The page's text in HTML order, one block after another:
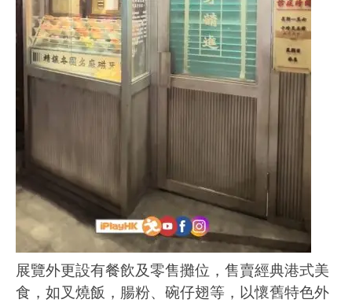
展覽外更設有餐飲及零售攤位，售賣經典港式美
食，如叉燒飯，腸粉、碗仔翅等，以懷舊特色外